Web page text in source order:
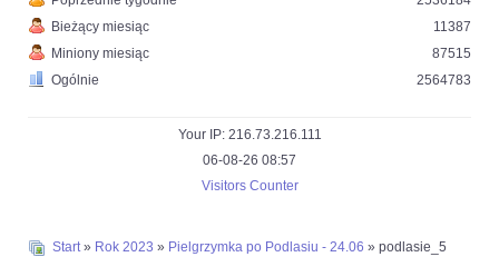
Bieżący miesiąc
Miniony miesiąc
Ogólnie
11387
87515
2564783
Your IP: 216.73.216.111
06-08-26 08:57
Visitors Counter
Start» Rok 2023 » Pielgrzymka po Podlasiu - 24.06 » podlasie_5